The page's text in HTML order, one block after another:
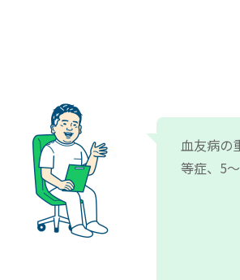
血友病の
等症、5